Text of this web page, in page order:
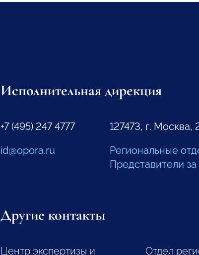
Исполнительная дирекция
+7 (495) 247 4777
id@opora.ru
127473, г.
Региональные
Представители
Другие контакты
Центр экспертизы и
Отдел